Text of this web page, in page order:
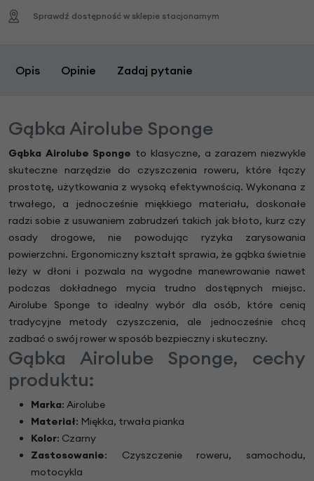
Sprawdź dostępność w sklepie stacjonarnym
Opis Opinie Zadaj pytanie
Gąbka Airolube Sponge
Gąbka Airolube Sponge to klasyczne, a zarazem niezwykle
skuteczne narzędzie do czyszczenia roweru, które łączy
prostotę, użytkowania z wysoką efektywnością. Wykonana z
trwałego, a jednocześnie miękkiego materiału, doskonałe
radzi sobie z usuwaniem zabrudzeń takich jak błoto, kurz czy
osady drogowe, nie powodując ryzyka zarysowania
powierzchni. Ergonomiczny kształt sprawia, że gąbka świetnie
leży w dłoni i pozwala na wygodne manewrowanie nawet
podczas dokładnego mycia trudno dostępnych miejsc.
Airolube Sponge to idealny wybór dla osób, które cenią
tradycyjne metody czyszczenia, ale jednocześnie chcą
zadbać o swój rower w sposób bezpieczny i skuteczny.
Gąbka Airolube Sponge, cechy
produktu:
Marka: Airolube
Materiał: Miękka, trwała pianka
Kolor: Czarny
Zastosowanie: Czyszczenie roweru, samochodu,
motocykla